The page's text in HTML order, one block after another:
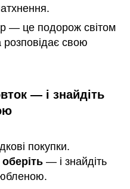
— це подорож світом
свою
— і знайдіть
покупки.
— і знайдіть